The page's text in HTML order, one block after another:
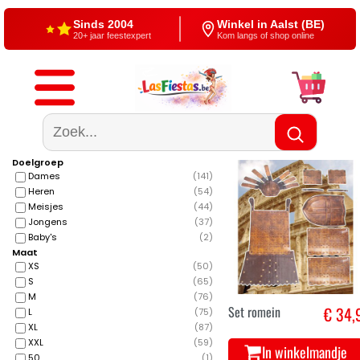
Sinds 2004
20+ jaar feestexpert
Winkel in Aalst (BE)
Kom langs of shop online
Vanaf €60 4,5/5 — Google
Doelgroep
Dames
(141)
Heren
(54)
Meisjes
(44)
Jongens
(37)
Baby's
(2)
Maat
XS
(50)
S
(65)
M
(76)
L
(75)
XL
(87)
XXL
(59)
Set romein €
In winkelmandje